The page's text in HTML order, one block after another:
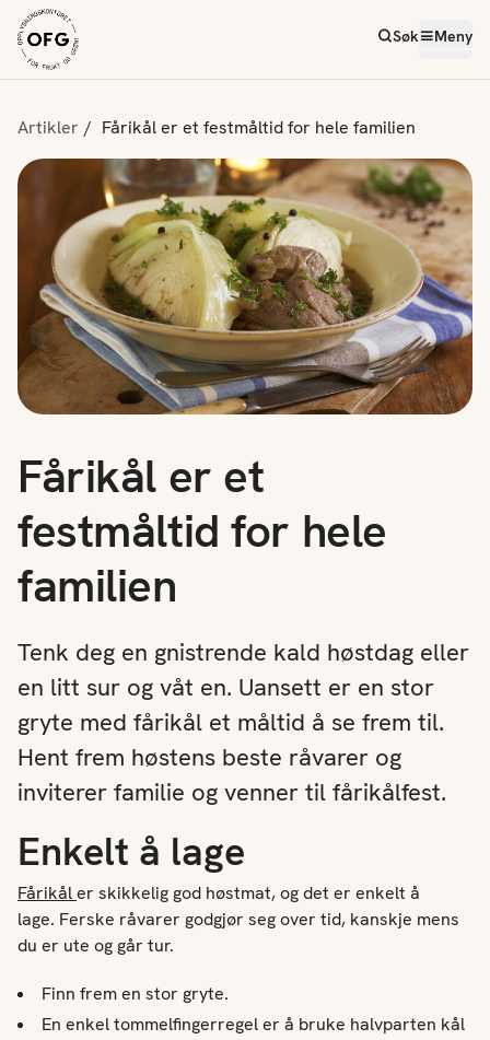
Søk Meny
Artikler Fårikål er et festmåltid for hele familien
Fårikål er et
festmåltid for hele
familien
Tenk deg en gnistrende kald høstdag eller
en litt sur og våt en. Uansett er en stor
gryte med fårikål et måltid å se frem til.
Hent frem høstens beste råvarer og
inviterer familie og venner til fårikålfest.
Enkelt å lage
Fårikåler skikkelig god høstmat, og det er enkelt å
lage. Ferske råvarer godgjør seg over tid, kanskje mens
du er ute og går tur.
Finn frem en stor gryte.
En enkel tommelfingerregel er å bruke halvparten kål